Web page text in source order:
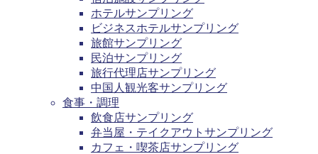
ホテルサンプリング
ビジネスホテルサンプリング
旅館サンプリング
民泊サンプリング
旅行代理店サンプリング
中国人観光客サンプリング
食事・調理
飲食店サンプリング
弁当屋・テイクアウトサンプリング
カフェ・喫茶店サンプリング